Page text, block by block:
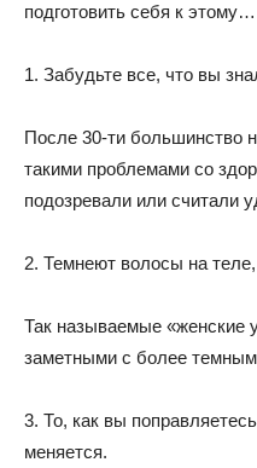
подготовить себя к этому…
1. Забудьте все, что вы
После 30-ти большинство
такими проблемами со
подозревали или считали
2. Темнеют волосы на
Так называемые «женские
заметными с более
3. То, как вы
меняется.